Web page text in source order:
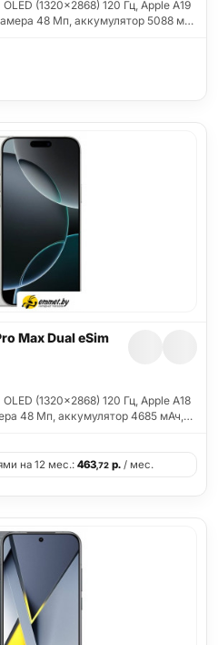
(1320x2868) 120 Гц, Apple A19
48 Мп, аккумулятор 5088 м…
Max Dual eSim
(1320x2868) 120 Гц, Apple A18
48 Мп, аккумулятор 4685 мАч,…
на 12 мес.: 463,72 р. / мес.